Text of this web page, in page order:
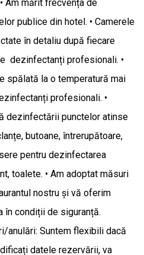
Am mărit frecvența de
publice din hotel. • Camerele
în detaliu după fiecare
dezinfectanți profesionali. •
spălată la o temperatură mai
profesionali. •
dezinfectării punctelor atinse
butoane, întrerupătoare,
pentru dezinfectarea
toalete. • Am adoptat măsuri
nostru și vă oferim
în condiții de siguranță.
anulări: Suntem flexibili dacă
datele rezervării, va